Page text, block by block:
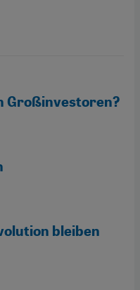
Großinvestoren?
bleiben